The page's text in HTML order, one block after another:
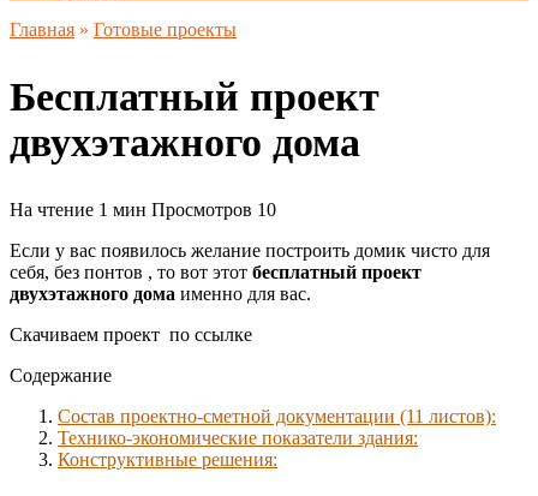
Главная » Готовые проекты
Бесплатный проект
двухэтажного дома
На чтение 1 мин Просмотров 10
Если у вас появилось желание построить домик чисто для
себя, без понтов , то вот этот бесплатный проект
двухэтажного дома именно для вас.
Скачиваем проект по ссылке
Содержание
Состав проектно-сметной документации (11 листов):
Технико-экономические показатели здания:
Конструктивные решения: